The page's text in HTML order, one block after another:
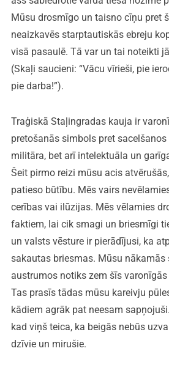
Mūsu drosmīgo un taisno cīņu pret
neaizkavēs starptautiskās ebreju
visā pasaulē. Tā var un tai noteikti
(Skaļi saucieni: “Vācu vīrieši, pie
pie darba!”).
Traģiskā Staļingradas kauja ir
pretošanās simbols pret
militāra, bet arī intelektuāla un
Šeit pirmo reizi mūsu acis
patieso būtību. Mēs vairs
cerības vai ilūzijas. Mēs vēlamies
faktiem, lai cik smagi un briesmīgi
un valsts vēsture ir pierādījusi, ka
sakautas briesmas. Mūsu nākamās
austrumos notiks zem šīs
Tas prasīs tādas mūsu kareivju
kādiem agrāk pat neesam
kad viņš teica, ka beigās nebūs
dzīvie un mirušie.